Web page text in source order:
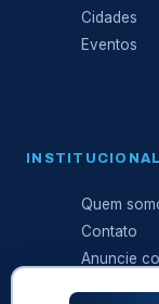
Cidades
Eventos
INSTITUCIONAL
Quem
Contato
Anuncie